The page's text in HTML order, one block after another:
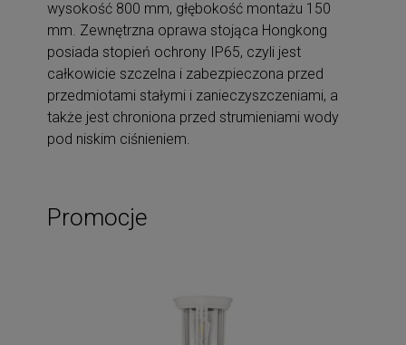
wysokość 800 mm, głębokość montażu 150
mm. Zewnętrzna oprawa stojąca Hongkong
posiada stopień ochrony IP65, czyli jest
całkowicie szczelna i zabezpieczona przed
przedmiotami stałymi i zanieczyszczeniami, a
także jest chroniona przed strumieniami wody
pod niskim ciśnieniem.
Promocje